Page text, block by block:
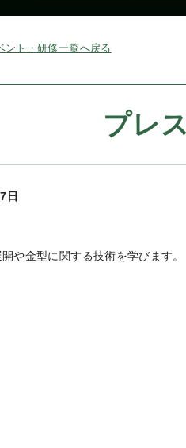
ント・研修一覧へ戻る
プレ
日
や金型に関する技術を学びます。